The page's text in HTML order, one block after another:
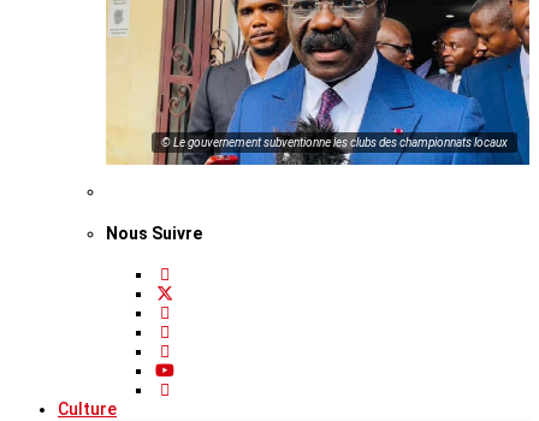
© Le gouvernement subventionne les clubs des championnats locaux
Nous Suivre
Culture